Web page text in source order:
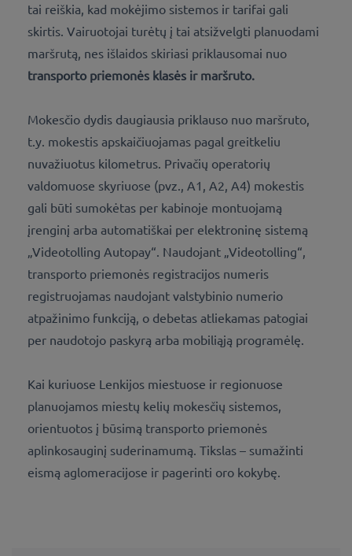
tai reiškia, kad mokėjimo sistemos ir tarifai gali
skirtis. Vairuotojai turėtų į tai atsižvelgti planuodami
maršrutą, nes išlaidos skiriasi priklausomai nuo
transporto priemonės klasės ir maršruto.
Mokesčio dydis daugiausia priklauso nuo maršruto,
t.y. mokestis apskaičiuojamas pagal greitkeliu
nuvažiuotus kilometrus. Privačių operatorių
valdomuose skyriuose (pvz., A1, A2, A4) mokestis
gali būti sumokėtas per kabinoje montuojamą
įrenginį arba automatiškai per elektroninę sistemą
„Videotolling Autopay“. Naudojant „Videotolling“,
transporto priemonės registracijos numeris
registruojamas naudojant valstybinio numerio
atpažinimo funkciją, o debetas atliekamas patogiai
per naudotojo paskyrą arba mobiliąją programėlę.
Kai kuriuose Lenkijos miestuose ir regionuose
planuojamos miestų kelių mokesčių sistemos,
orientuotos į būsimą transporto priemonės
aplinkosauginį suderinamumą. Tikslas – sumažinti
eismą aglomeracijose ir pagerinti oro kokybę.